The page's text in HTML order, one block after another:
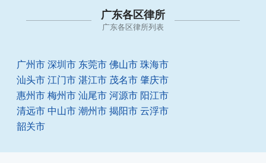
广东各区律所
广东各区律所列表
广州市 深圳市 东莞市 佛山市 珠海市
汕头市 江门市 湛江市 茂名市 肇庆市
惠州市 梅州市 汕尾市 河源市 阳江市
清远市 中山市 潮州市 揭阳市 云浮市
韶关市